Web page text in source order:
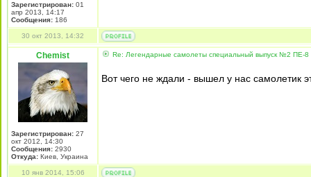
Зарегистрирован: 01
апр 2013, 14:17
Сообщения: 186
30 окт 2013, 14:32
Chemist
Зарегистрирован: 27
окт 2012, 14:30
Сообщения: 2930
Откуда: Киев, Украина
Re: Легендарные самолеты специальный выпуск №2 ПЕ-
Вот чего не ждали - вышел у нас самолетик
10 янв 2014, 15:06